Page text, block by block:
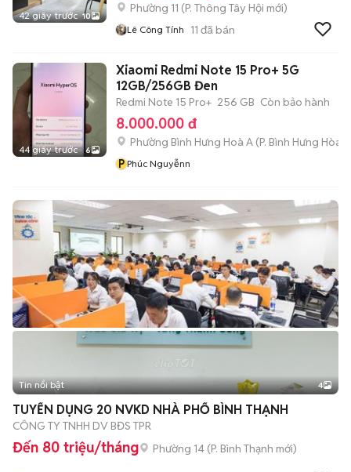
42 giây trước 10
Phường 11 (P. Thông Tây Hội mới)
Lê Công Tính 11 đã bán
44 giây trước 6
Xiaomi Redmi Note 15 Pro+ 5G
12GB/256GB Đen
Redmi Note 15 Pro+ 256 GB Còn bảo hành
8.000.000 đ
Phường Bình Hưng Hoà A (P. Bình Hưng Hòa
P Phúc Nguyễnn
Tin nổi bật 4
TUYỂN DỤNG 20 NVKD NHÀ PHỐ BÌNH THẠNH
CÔNG TY TNHH DV BĐS TPR
Đến 80 triệu/tháng Phường 14 (P. Bình Thạnh mới)